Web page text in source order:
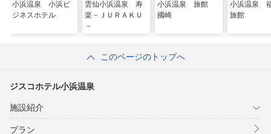
小浜温泉 小浜ビ
ジネスホテル
雲仙小浜温泉 寿
楽－ＪＵＲＡＫＵ
－
小浜温泉 旅館
國崎
小浜温泉
旅館
このページのトップへ
ジスコホテル小浜温泉
施設紹介
プラン